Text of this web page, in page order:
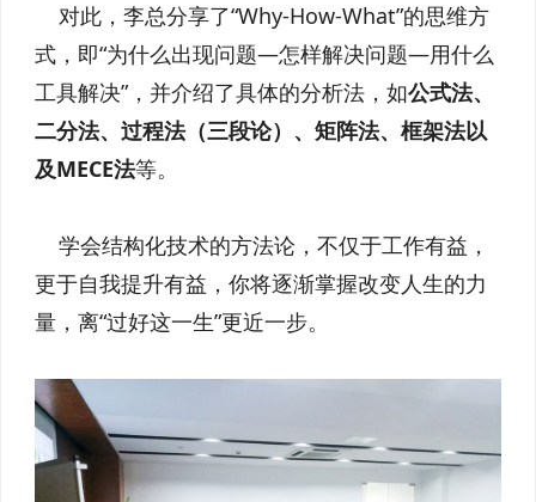
对此，李总分享了“Why-How-What”的思维方
式，即“为什么出现问题—怎样解决问题—用什么
工具解决”，并介绍了具体的分析法，如公式法、
二分法、过程法（三段论）、矩阵法、框架法以
及MECE法等。
学会结构化技术的方法论，不仅于工作有益，
更于自我提升有益，你将逐渐掌握改变人生的力
量，离“过好这一生”更近一步。